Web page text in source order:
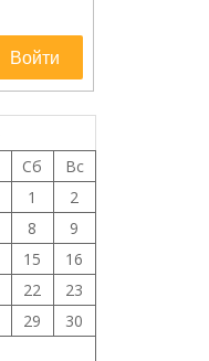
Войти
Сб
Вс
1
2
8
9
15
16
22
23
29
30